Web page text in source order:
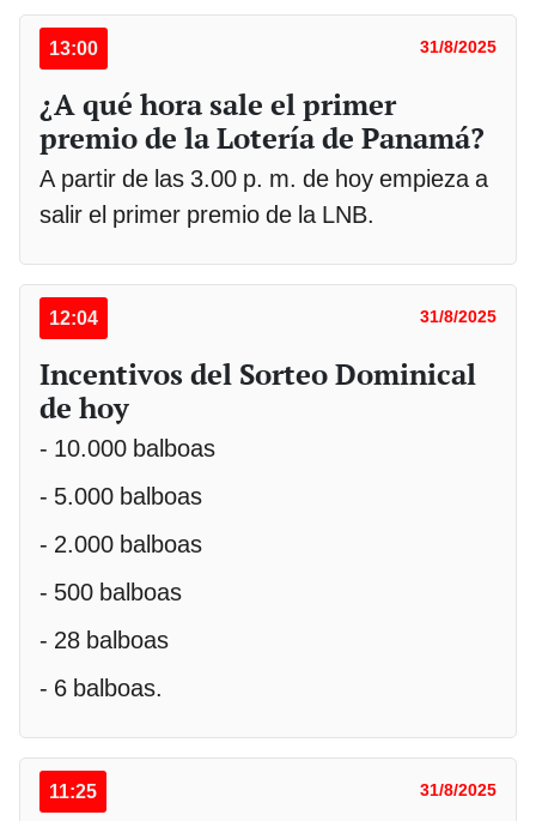
13:00 31/8/2025
¿A qué hora sale el primer
premio de la Lotería de Panamá?
A partir de las 3.00 p. m. de hoy empieza a
salir el primer premio de la LNB.
12:04 31/8/2025
Incentivos del Sorteo Dominical
de hoy
- 10.000 balboas
- 5.000 balboas
- 2.000 balboas
- 500 balboas
- 28 balboas
- 6 balboas.
11:25 31/8/2025